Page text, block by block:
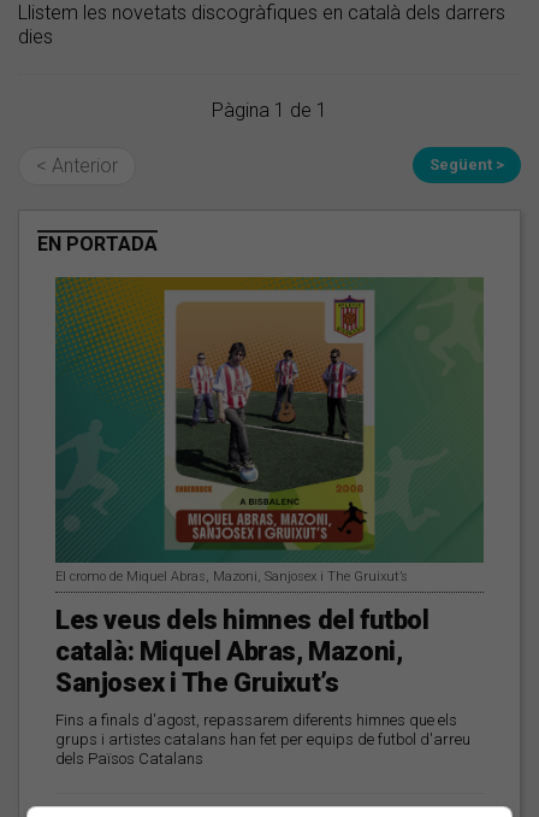
Llistem les novetats discogràfiques en català dels darrers
dies
Pàgina 1 de 1
< Anterior Següent >
EN PORTADA
El cromo de Miquel Abras, Mazoni, Sanjosex i The Gruixut’s
Les veus dels himnes del futbol
català: Miquel Abras, Mazoni,
Sanjosex i The Gruixut’s
Fins a finals d'agost, repassarem diferents himnes que els
grups i artistes catalans han fet per equips de futbol d'arreu
dels Països Catalans